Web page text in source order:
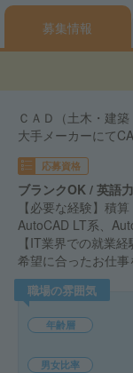
募集情報
ＣＡＤ（土木・建築
大手メーカーにて
応募資格
ブランクOK / 英語
【必要な経験】積
AutoCAD LT系、
【IT業界での就業
希望に合ったお仕事
職場の雰囲気
年齢層
男女比率